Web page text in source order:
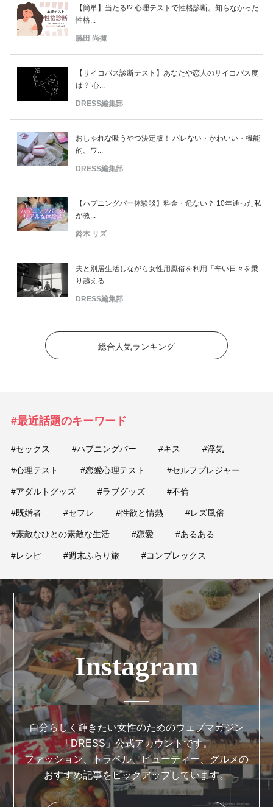
【簡単】当たる!? 心理テストで性格診断。知らなかった
性格...
脇田 尚揮
【サイコパス診断テスト】あなたや恋人のサイコパス度
は？ 心...
DRESS編集部
おしゃれな吸うやつ決定版！ バレない・かわいい・機能
的。ワ...
DRESS編集部
【ハプニングバー体験談】料金・危ない？ 10年通った私
が教...
鈴木 リズ
夫と別居生活しながら女性用風俗を利用「辛い日々を乗
り越える...
DRESS編集部
総合人気ランキング
#最近話題のキーワード
#セックス #ハプニングバー #キス #浮気
#心理テスト #恋愛心理テスト #セルフプレジャー
#アダルトグッズ #ラブグッズ #不倫
#既婚者 #セフレ #性欲と情熱 #レズ風俗
#素敵なひとの素敵な生活 #恋愛 #あるある
#レシピ #週末ふらり旅 #コンプレックス
Instagram
自分らしく輝きたい女性のためのウェブマガジン
「DRESS」公式アカウントです。
ファッション、トラベル、ビューティー、グルメの
おすすめ記事をピックアップしています。